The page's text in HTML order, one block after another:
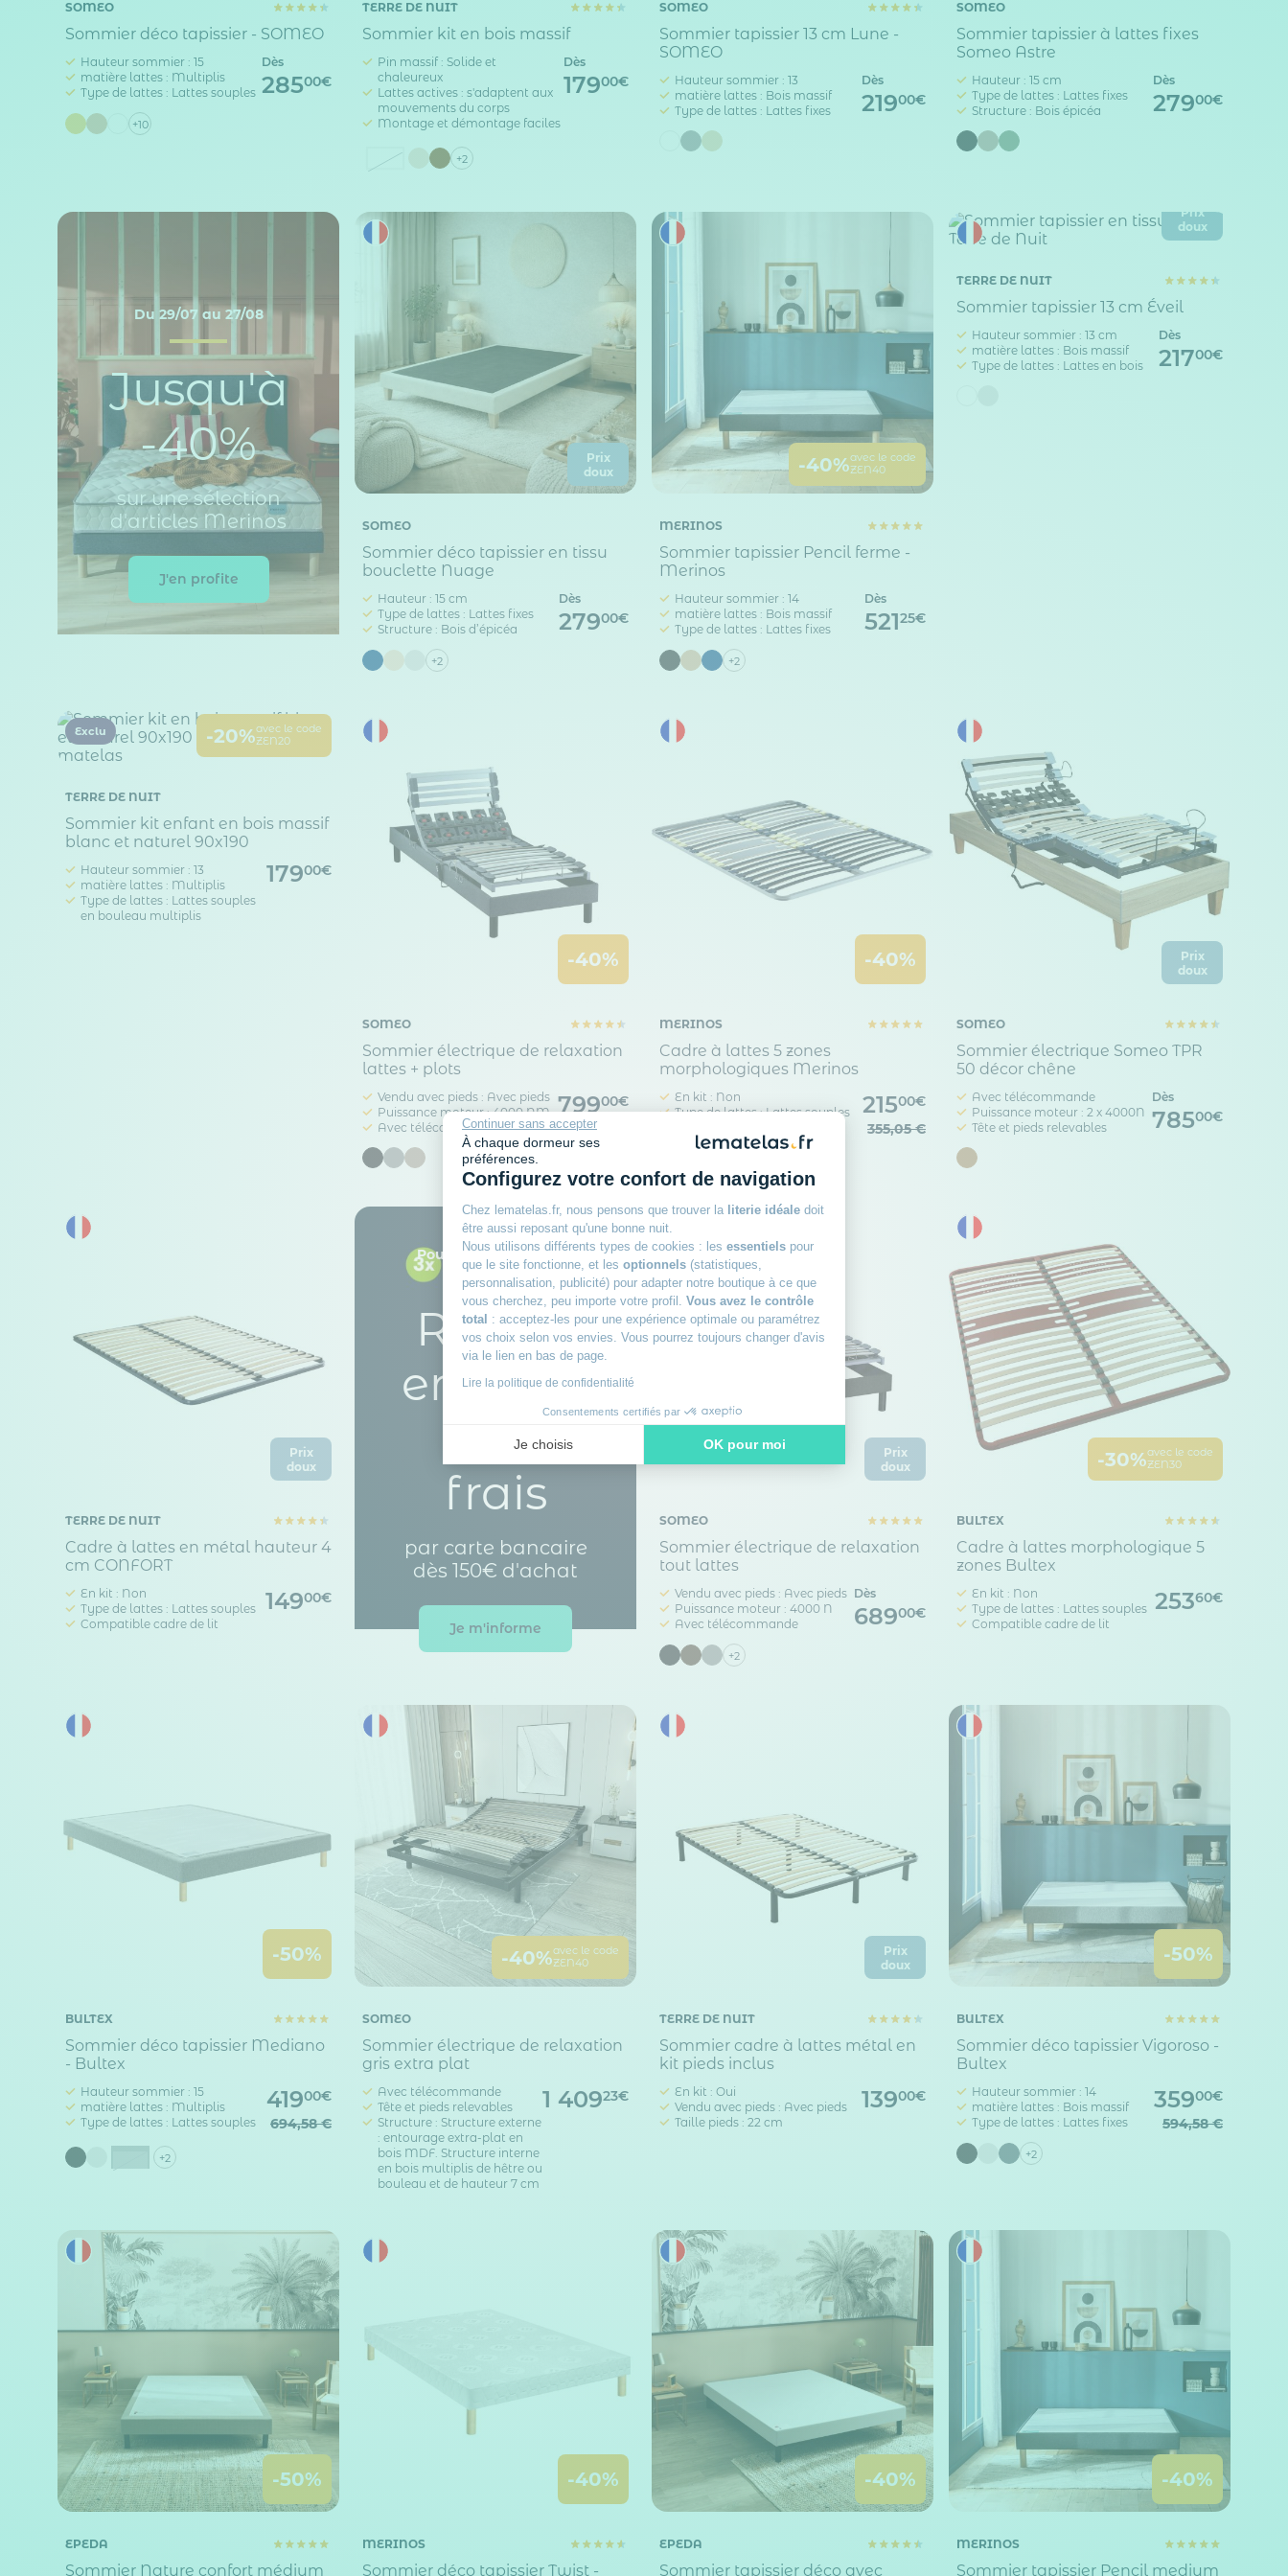
Continuer sans accepter
À chaque dormeur ses
préférences.
Configurez votre confort de navigation
Chez lematelas.fr, nous pensons que trouver la literie idéale doit
être aussi reposant qu'une bonne nuit.
Nous utilisons différents types de cookies : les essentiels pour
que le site fonctionne, et les optionnels (statistiques,
personnalisation, publicité) pour adapter notre boutique à ce que
vous cherchez, peu importe votre profil. Vous avez le contrôle
total : acceptez-les pour une expérience optimale ou paramétrez
vos choix selon vos envies. Vous pourrez toujours changer d'avis
via le lien en bas de page.
Lire la politique de confidentialité
Consentements certifiés par
Je choisis OK pour moi
Axeptio consent
Plateforme de Gestion du Consentement : Personnalisez vos Options
Notre plateforme vous permet d'adapter et de gérer vos paramètres de confidentialité, en garantissant la conformité avec
SOMEO
Sommier déco tapissier - SOMEO
Hauteur sommier : 15
matière lattes : Multiplis
Type de lattes : Lattes souples
+10
Dès
28500€
TERRE DE NUIT
Sommier kit en bois massif
Pin massif : Solide et
chaleureux
Lattes actives : s'adaptent aux
mouvements du corps
Montage et démontage faciles
Blanc +2
Dès
17900€
SOMEO
Sommier tapissier 13 cm Lune -
SOMEO
Hauteur sommier : 13
matière lattes : Bois massif
Type de lattes : Lattes fixes
Dès
21900€
SOMEO
Sommier tapissier à lattes fixes
Someo Astre
Hauteur : 15 cm
Type de lattes : Lattes fixes
Structure : Bois épicéa
Dès
27900€
Du 29/07 au 27/08
Jusqu'à
-40%
sur une sélection
d'articles Merinos
J'en profite
Prix
doux
SOMEO
Sommier déco tapissier en tissu
bouclette Nuage
Hauteur : 15 cm
Type de lattes : Lattes fixes
Structure : Bois d’épicéa
+2
Dès
27900€
-40%avec le code
ZEN40
MERINOS
Sommier tapissier Pencil ferme -
Merinos
Hauteur sommier : 14
matière lattes : Bois massif
Type de lattes : Lattes fixes
+2
Dès
52125€
Prix
doux
TERRE DE NUIT
Sommier tapissier 13 cm Éveil
Hauteur sommier : 13 cm
matière lattes : Bois massif
Type de lattes : Lattes en bois
Dès
21700€
Exclu -20%avec le code
ZEN20
TERRE DE NUIT
Sommier kit enfant en bois massif
blanc et naturel 90x190
Hauteur sommier : 13
matière lattes : Multiplis
Type de lattes : Lattes souples
en bouleau multiplis
17900€
-40%
SOMEO
Sommier électrique de relaxation
lattes + plots
Vendu avec pieds : Avec pieds
Puissance moteur : 4000 NM
Avec télécommande
79900€
1 325,89 €
-40%
MERINOS
Cadre à lattes 5 zones
morphologiques Merinos
En kit : Non
Type de lattes : Lattes souples
21500€
355,05 €
Prix
doux
SOMEO
Sommier électrique Someo TPR
50 décor chêne
Avec télécommande
Puissance moteur : 2 x 4000N
Tête et pieds relevables
Dès
78500€
Prix
doux
TERRE DE NUIT
Cadre à lattes en métal hauteur 4
cm CONFORT
En kit : Non
Type de lattes : Lattes souples
Compatible cadre de lit
14900€
Pour toutes vos envies
Réglez
en 3 fois
sans
frais
par carte bancaire
dès 150€ d'achat
Je m'informe
Prix
doux
SOMEO
Sommier électrique de relaxation
tout lattes
Vendu avec pieds : Avec pieds
Puissance moteur : 4000 N
Avec télécommande
+2
Dès
68900€
-30%avec le code
ZEN30
BULTEX
Cadre à lattes morphologique 5
zones Bultex
En kit : Non
Type de lattes : Lattes souples
Compatible cadre de lit
25360€
-50%
BULTEX
Sommier déco tapissier Mediano
- Bultex
Hauteur sommier : 15
matière lattes : Multiplis
Type de lattes : Lattes souples
Gris foncé
+2
41900€
694,58 €
-40%avec le code
ZEN40
SOMEO
Sommier électrique de relaxation
gris extra plat
Avec télécommande
Tête et pieds relevables
Structure : Structure externe
: entourage extra-plat en
bois MDF. Structure interne
en bois multiplis de hêtre ou
bouleau et de hauteur 7 cm
1 40923€
Prix
doux
TERRE DE NUIT
Sommier cadre à lattes métal en
kit pieds inclus
En kit : Oui
Vendu avec pieds : Avec pieds
Taille pieds : 22 cm
13900€
-50%
BULTEX
Sommier déco tapissier Vigoroso -
Bultex
Hauteur sommier : 14
matière lattes : Bois massif
Type de lattes : Lattes fixes
+2
35900€
594,58 €
-50%
EPEDA
Sommier Nature confort médium
-40%
MERINOS
Sommier déco tapissier Twist -
-40%
EPEDA
Sommier tapissier déco avec
-40%
MERINOS
Sommier tapissier Pencil medium